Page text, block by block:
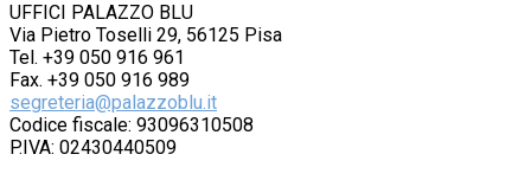
UFFICI PALAZZO BLU
Via Pietro Toselli 29, 56125 Pisa
Tel. +39 050 916 961
Fax. +39 050 916 989
segreteria@palazzoblu.it
Codice fiscale: 93096310508
P.IVA: 02430440509